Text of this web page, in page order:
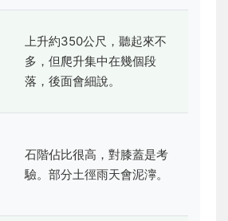
上升約350公尺，聽起來不
多，但爬升集中在幾個段
落，後面會細說。
石階佔比很高，對膝蓋是考
驗。部分土徑雨天會泥濘。